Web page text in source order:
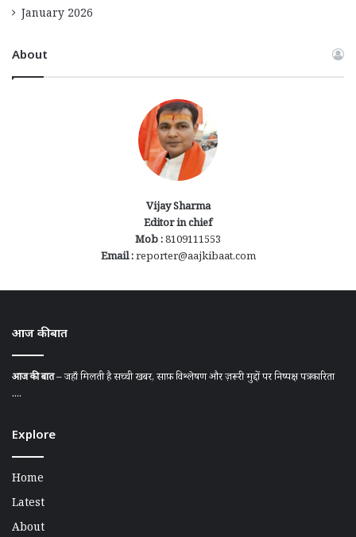
January 2026
About
Vijay Sharma
Editor in chief
Mob :8109111553
Email :reporter@aajkibaat.com
आज की बात
आज की बात– जहाँ मिलती है सच्ची खबर, साफ़ विश्लेषण और ज़रूरी मुद्दों पर निष्पक्ष पत्रकारिता
....
Explore
Home
Latest
About